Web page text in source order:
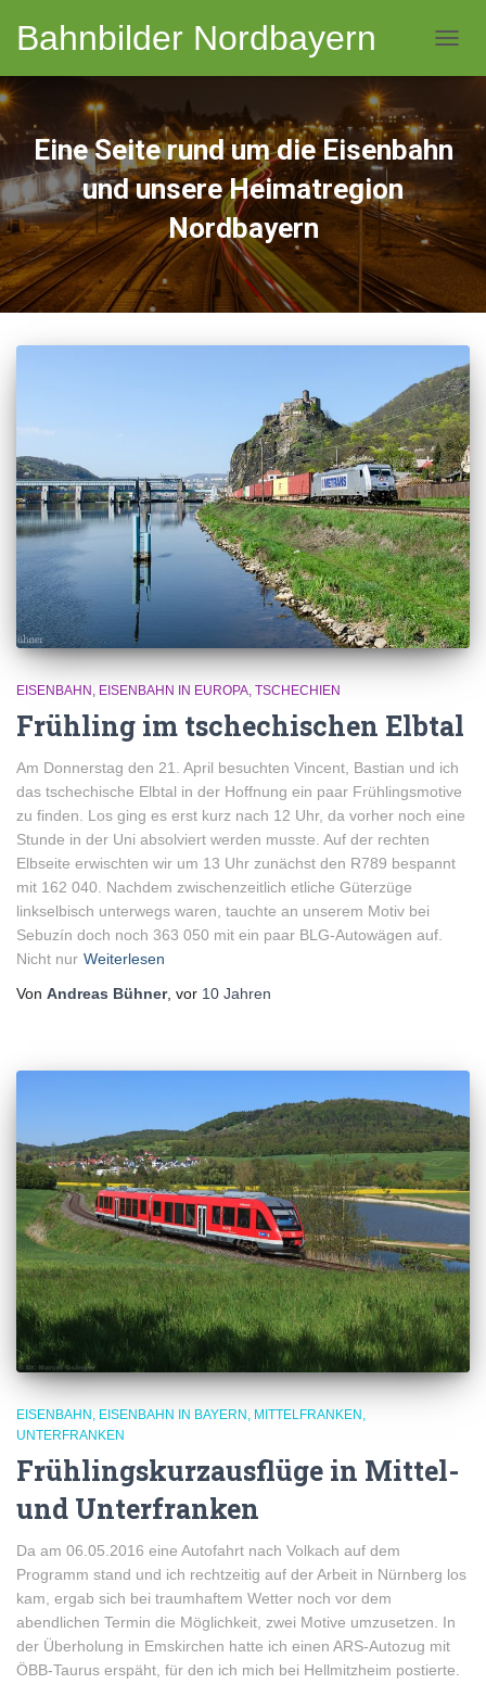
Bahnbilder Nordbayern
Eine Seite rund um die Eisenbahn
und unsere Heimatregion
Nordbayern
EISENBAHN EISENBAHN IN EUROPA TSCHECHIEN
Frühling im tschechischen Elbtal
Am Donnerstag den 21. April besuchten Vincent, Bastian und ich
das tschechische Elbtal in der Hoffnung ein paar Frühlingsmotive
zu finden. Los ging es erst kurz nach 12 Uhr, da vorher noch eine
Stunde in der Uni absolviert werden musste. Auf der rechten
Elbseite erwischten wir um 13 Uhr zunächst den R789 bespannt
mit 162 040. Nachdem zwischenzeitlich etliche Güterzüge
linkselbisch unterwegs waren, tauchte an unserem Motiv bei
Sebuzín doch noch 363 050 mit ein paar BLG-Autowägen auf.
Nicht nur Weiterlesen
Von Andreas Bühner, vor 10 Jahren
EISENBAHN EISENBAHN IN BAYERN
MITTELFRANKEN
UNTERFRANKEN
Frühlingskurzausflüge in Mittel-
und Unterfranken
Da am 06.05.2016 eine Autofahrt nach Volkach auf dem
Programm stand und ich rechtzeitig auf der Arbeit in Nürnberg los
kam, ergab sich bei traumhaftem Wetter noch vor dem
abendlichen Termin die Möglichkeit, zwei Motive umzusetzen. In
der Überholung in Emskirchen hatte ich einen ARS-Autozug mit
ÖBB-Taurus erspäht, für den ich mich bei Hellmitzheim postierte.